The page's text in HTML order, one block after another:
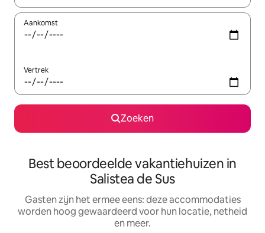
Aankomst
Vertrek
Zoeken
Best beoordeelde vakantiehuizen in
Salistea de Sus
Gasten zijn het ermee eens: deze accommodaties
worden hoog gewaardeerd voor hun locatie, netheid
en meer.